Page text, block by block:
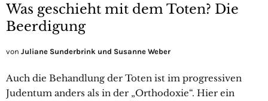
Was geschieht mit dem Toten? Die
Beerdigung
von Juliane Sunderbrink und Susanne Weber
Auch die Behandlung der Toten ist im progressiven
Judentum anders als in der „Orthodoxie“. Hier ein